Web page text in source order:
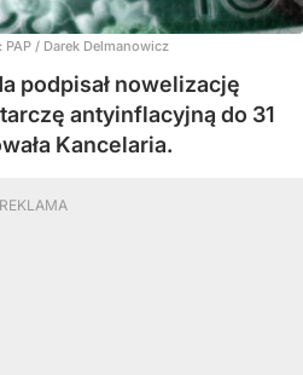
PAP / Darek Delmanowicz
podpisał nowelizację
antyinflacyjną do 31
Kancelaria.